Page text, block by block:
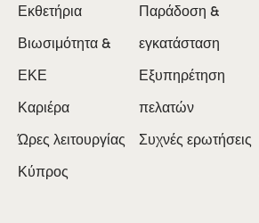
Εκθετήρια
Βιωσιμότητα &
ΕΚΕ
Καριέρα
Ώρες λειτουργίας
Κύπρος
Παράδοση &
εγκατάσταση
Εξυπηρέτηση
πελατών
Συχνές ερωτήσεις